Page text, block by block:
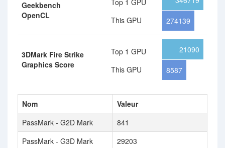
Geekbench
OpenCL
Top 1 GPU
This GPU
274139
3DMark Fire Strike
Graphics Score
Top 1 GPU
This GPU
21090
8587
Nom
Valeur
PassMark - G2D Mark
841
PassMark - G3D Mark
29203